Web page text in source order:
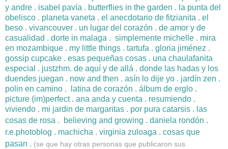
y andre . isabel pavía . butterflies in the garden . la punta del
obelisco . planeta vaneta . el anecdotario de fitzianita . el
beso . vivancouver . un lugar del corazón . de amor y de
casualidad . dorte in malaga . simplemente michelle . mira
en mozambique . my little things . tartufa . gloria jiménez
gossip cupcake . esas pequeñas cosas . una chaulafanita
especial . justzhm. de aquí y de allá . donde las hadas y los
duendes juegan . now and then . asín lo dije yo . jardín zen
polin en camino . latina de corazón . álbum de erglo .
picture (im)perfect . ana anda y cuenta . resumiendo
viviendo . mi jardin de margaritas . por pura catarsis . las
cosas de rosa . believing and growing . daniela rondón .
r.e.photoblog . machicha . virginia zuloaga . cosas que
pasan . (se que hay otras personas que publicaron sus